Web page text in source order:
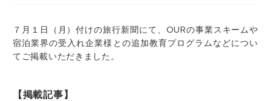
７月１日（月）付けの旅行新聞にて、OURの事業スキームや
宿泊業界の受入れ企業様との追加教育プログラムなどについ
てご掲載いただきました。
【掲載記事】